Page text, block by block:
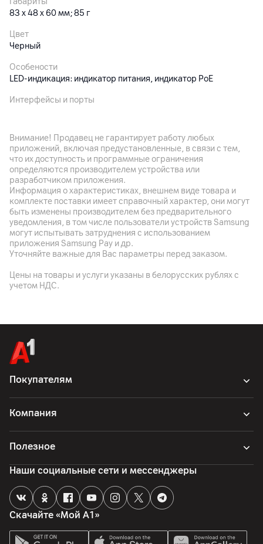
83 x 48 x 60 мм; 85 г
Цвет
Черный
Особености
LED-индикация: индикатор питания, индикатор PoE
Интерфейсы и порты
поддержка PoE: IEEE 802.3af
Другие характеристики
Гарантия
12мес.
Импортер
OOO "Ay Pi drom", 220076, g. Minsk, ul. Oginskogo, dom 6,
pom. 11
Shenzhen Recoda Technologies Limited, Китай , Shenzhen City ,
ЗF, Sixth Plant, Tangzhong Industrial Park, Hengnan Road,
Комплект поставки
Страна производитель
Китай
Внимание! Продавец не гарантирует работу любых
приложений, включая предустановленные, в связи с тем,
что их доступность и программные ограничения
определяются производителем устройства или
разработчиком приложения.
Информация о характеристиках, внешнем виде товара и
комплекте поставки имеет справочный характер, они могут
быть изменены производителем без предварительного
уведомления, в том числе пользователи устройств Samsung
могут испытывать затруднения с использованием
приложения Samsung Pay и др.
Уточняйте важные для Вас параметры перед заказом.
Цены на товары и услуги указаны в белорусских рублях с
учетом НДС.
Покупателям
Компания
Полезное
Скачайте «Мой А1»
Наши социальные сети и мессенджеры